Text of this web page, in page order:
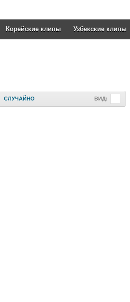
Корейские клипы Узбекские клипы
СЛУЧАЙНО ВИД: